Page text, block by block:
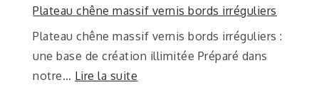
Plateau chêne massif vernis bords irréguliers
Plateau chêne massif vernis bords irréguliers :
une base de création illimitée Préparé dans
notre… Lire la suite